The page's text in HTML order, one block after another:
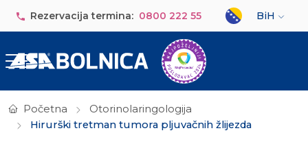
Rezervacija termina: 0800 222 55
Select your
BiH
Početna
Otorinolaringologija
Hirurški tretman tumora pljuvačnih žlijezda